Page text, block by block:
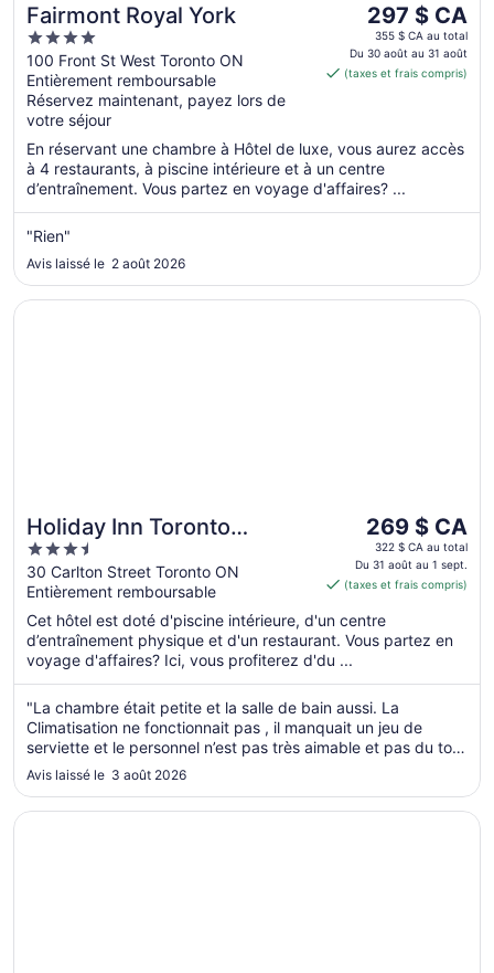
Fairmont Royal York
4
out
of
5
100 Front St West Toronto ON
Entièrement remboursable
Réservez maintenant, payez lors de
votre séjour
Le
prix
est
de 297 $ CA
du 30
août
au 31
août
297 $ CA
355 $ CA au total
Du 30 août au 31 août
(taxes et frais compris)
En réservant une chambre à Hôtel de luxe, vous aurez accès
à 4 restaurants, à piscine intérieure et à un centre
d’entraînement. Vous partez en voyage d'affaires? ...
"Rien"
Avis laissé le 2 août 2026
Holiday Inn Toronto
Downtown Centre by IHG
3.5
out
of
5
30 Carlton Street Toronto ON
Entièrement remboursable
Le
prix
est
de 269 $ CA
par
nuit
du 31
au 1
sept.
269 $ CA
322 $ CA au total
Du 31 août au 1 sept.
(taxes et frais compris)
Cet hôtel est doté d'piscine intérieure, d'un centre
d’entraînement physique et d'un restaurant. Vous partez en
voyage d'affaires? Ici, vous profiterez d'du ...
"La chambre était petite et la salle de bain aussi. La
Climatisation ne fonctionnait pas , il manquait un jeu de
serviette et le personnel n’est pas très aimable et pas du tout
souriant. Le sol des chambres en moquette n’était pas très
..."
Avis laissé le 3 août 2026
S’ouvre dans une nouvelle fenêtre
Holiday Inn Toronto Downtown Centre by IHG
S’ouvre dans une nouvelle fenêtre
Town Inn Suites Hotel